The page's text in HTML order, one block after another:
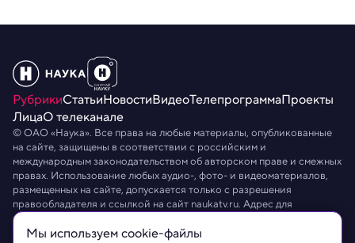
РубрикиСтатьиНовостиВидеоТелепрограммаПроекты
ЛицаО телеканале
© ОАО «Наука». Все права на любые материалы, опубликованные
на сайте, защищены в соответствии с российским и
международным законодательством об авторском праве и смежных
правах. Использование любых аудио-, фото- и видеоматериалов,
размещенных на сайте, допускается только с разрешения
правообладателя и ссылкой на сайт naukatv.ru. Адрес для
направления юридически значимых сообщений:
Обработка персональных данныхРабота с cookie-файлами
Мы используем сookie-файлы